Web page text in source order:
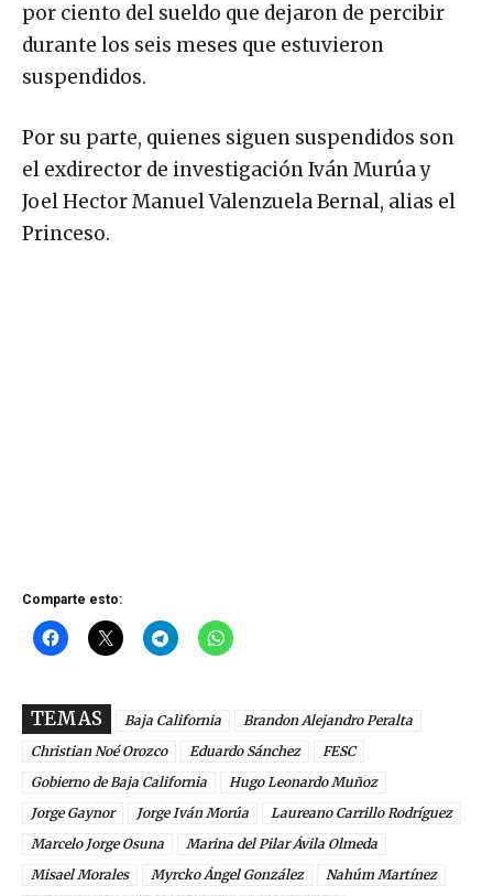
por ciento del sueldo que dejaron de percibir
durante los seis meses que estuvieron
suspendidos.
Por su parte, quienes siguen suspendidos son
el exdirector de investigación Iván Murúa y
Joel Hector Manuel Valenzuela Bernal, alias el
Princeso.
Comparte esto:
TEMAS Baja California
Brandon Alejandro Peralta
Christian Noé Orozco
Eduardo Sánchez
FESC
Gobierno de Baja California
Hugo Leonardo Muñoz
Jorge Gaynor
Jorge Iván Morúa
Laureano Carrillo Rodríguez
Marcelo Jorge Osuna
Marina del Pilar Ávila Olmeda
Misael Morales
Myrcko Ángel González
Nahúm Martínez